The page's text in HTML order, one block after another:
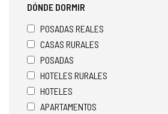
DÓNDE DORMIR
POSADAS REALES
CASAS RURALES
POSADAS
HOTELES RURALES
HOTELES
APARTAMENTOS